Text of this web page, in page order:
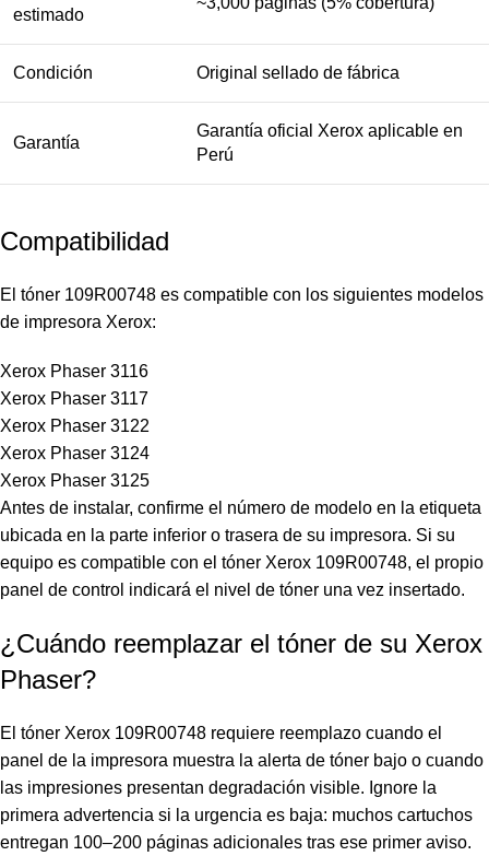
estimado
Condición Original sellado de fábrica
Garantía
Garantía oficial Xerox aplicable en
Perú
Compatibilidad
El tóner 109R00748 es compatible con los siguientes modelos
de impresora Xerox:
Xerox Phaser 3116
Xerox Phaser 3117
Xerox Phaser 3122
Xerox Phaser 3124
Xerox Phaser 3125
Antes de instalar, confirme el número de modelo en la etiqueta
ubicada en la parte inferior o trasera de su impresora. Si su
equipo es compatible con el tóner Xerox 109R00748, el propio
panel de control indicará el nivel de tóner una vez insertado.
¿Cuándo reemplazar el tóner de su Xerox
Phaser?
El tóner Xerox 109R00748 requiere reemplazo cuando el
panel de la impresora muestra la alerta de tóner bajo o cuando
las impresiones presentan degradación visible. Ignore la
primera advertencia si la urgencia es baja: muchos cartuchos
entregan 100–200 páginas adicionales tras ese primer aviso.